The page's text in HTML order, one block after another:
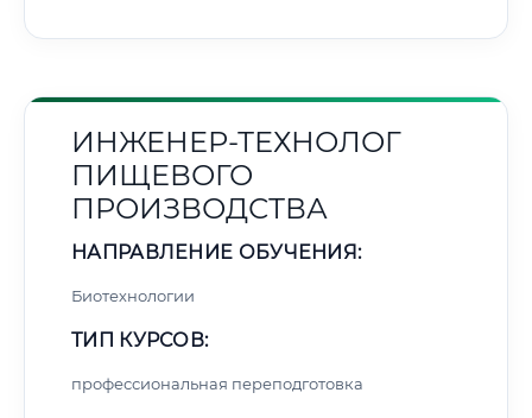
ИНЖЕНЕР-ТЕХНОЛОГ
ПИЩЕВОГО
ПРОИЗВОДСТВА
НАПРАВЛЕНИЕ ОБУЧЕНИЯ:
Биотехнологии
ТИП КУРСОВ:
профессиональная переподготовка